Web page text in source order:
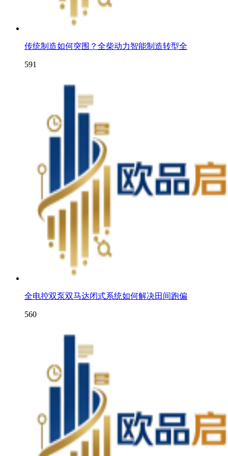
传统制造如何突围？全柴动力智能制造转型全
591
全电控双泵双马达闭式系统如何解决田间跑偏
560